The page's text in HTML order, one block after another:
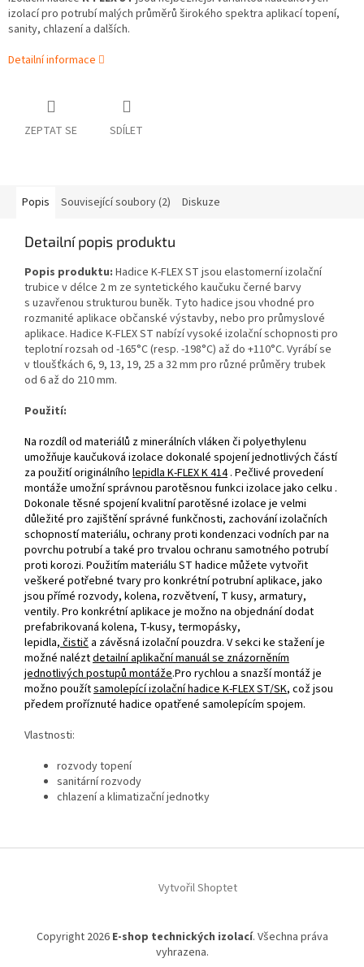
izolací pro potrubí malých průměrů širokého spektra aplikací topení,
sanity, chlazení a dalších.
Detailní informace
ZEPTAT SE SDÍLET
Popis Související soubory (2) Diskuze
Detailní popis produktu
Popis produktu: Hadice K‑FLEX ST jsou elastomerní izolační
trubice v délce 2 m ze syntetického kaučuku černé barvy
s uzavřenou strukturou buněk. Tyto hadice jsou vhodné pro
rozmanité aplikace občanské výstavby, nebo pro průmyslové
aplikace. Hadice K‑FLEX ST nabízí vysoké izolační schopnosti pro
teplotní rozsah od ‑165°C (resp. ‑198°C) až do +110°C. Vyrábí se
v tloušťkách 6, 9, 13, 19, 25 a 32 mm pro různé průměry trubek
od 6 až do 210 mm.
Použití:
Na rozdíl od materiálů z minerálních vláken či polyethylenu
umožňuje kaučuková izolace dokonalé spojení jednotlivých částí
za použití originálního lepidla K‑FLEX K 414. Pečlivé provedení
montáže umožní správnou parotěsnou funkci izolace jako celku .
Dokonale těsné spojení kvalitní parotěsné izolace je velmi
důležité pro zajištění správné funkčnosti, zachování izolačních
schopností materiálu, ochrany proti kondenzaci vodních par na
povrchu potrubí a také pro trvalou ochranu samotného potrubí
proti korozi. Použitím materiálu ST hadice můžete vytvořit
veškeré potřebné tvary pro konkrétní potrubní aplikace, jako
jsou přímé rozvody, kolena, rozvětvení, T kusy, armatury,
ventily. Pro konkrétní aplikace je možno na objednání dodat
prefabrikovaná kolena, T‑kusy, termopásky,
lepidla, čistič a závěsná izolační pouzdra. V sekci ke stažení je
možné naléztdetailní aplikační manuál se znázorněním
jednotlivých postupů montáže.Pro rychlou a snazší montáž je
možno použítsamolepící izolační hadice K‑FLEX ST/SK, což jsou
předem proříznuté hadice opatřené samolepícím spojem.
Vlastnosti:
rozvody topení
sanitární rozvody
chlazení a klimatizační jednotky
Vytvořil Shoptet
Copyright 2026 E-shop technických izolací. Všechna práva
vyhrazena.